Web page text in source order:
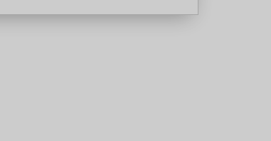
Grass gotowe w jeden dzień!